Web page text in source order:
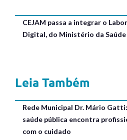
CEJAM passa a integrar o
Digital, do Ministério da Saúde
Leia Também
Rede Municipal Dr. Mário
saúde pública encontra
com o cuidado